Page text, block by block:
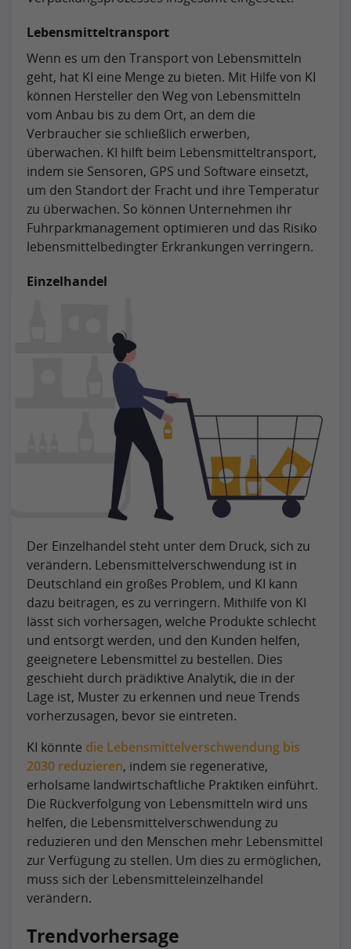
Lebensmitteltransport
Wenn es um den Transport von Lebensmitteln
geht, hat KI eine Menge zu bieten. Mit Hilfe von KI
können Hersteller den Weg von Lebensmitteln
vom Anbau bis zu dem Ort, an dem die
Verbraucher sie schließlich erwerben,
überwachen. KI hilft beim Lebensmitteltransport,
indem sie Sensoren, GPS und Software einsetzt,
um den Standort der Fracht und ihre Temperatur
zu überwachen. So können Unternehmen ihr
Fuhrparkmanagement optimieren und das Risiko
lebensmittelbedingter Erkrankungen verringern.
Einzelhandel
Der Einzelhandel steht unter dem Druck, sich zu
verändern. Lebensmittelverschwendung ist in
Deutschland ein großes Problem, und KI kann
dazu beitragen, es zu verringern. Mithilfe von KI
lässt sich vorhersagen, welche Produkte schlecht
und entsorgt werden, und den Kunden helfen,
geeignetere Lebensmittel zu bestellen. Dies
geschieht durch prädiktive Analytik, die in der
Lage ist, Muster zu erkennen und neue Trends
vorherzusagen, bevor sie eintreten.
KI könnte die Lebensmittelverschwendung bis
2030 reduzieren, indem sie regenerative,
erholsame landwirtschaftliche Praktiken einführt.
Die Rückverfolgung von Lebensmitteln wird uns
helfen, die Lebensmittelverschwendung zu
reduzieren und den Menschen mehr Lebensmittel
zur Verfügung zu stellen. Um dies zu ermöglichen,
muss sich der Lebensmitteleinzelhandel
verändern.
Trendvorhersage